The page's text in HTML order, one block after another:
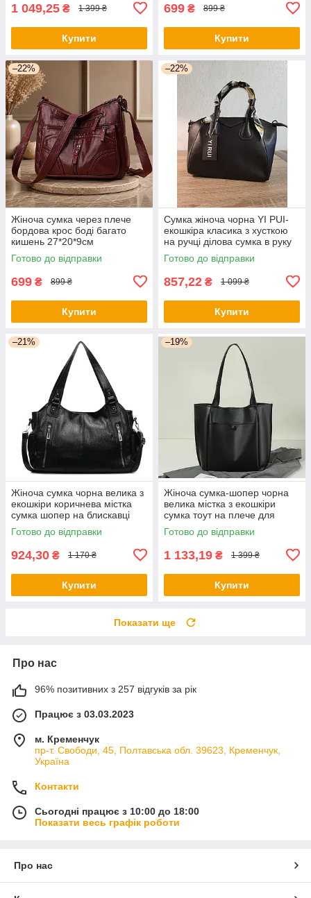
1 049,25 ₴ 1 399 ₴
Купити
699 ₴ 899 ₴
Купити
–22%
Жіноча сумка через плече
бордова крос боді багато
кишень 27*20*9см
Готово до відправки
699 ₴ 899 ₴
Купити
–22%
Сумка жіноча чорна YI PUI-
екошкіра класика з хусткою
на ручці ділова сумка в руку
та на плече
Готово до відправки
857,22 ₴ 1 099 ₴
Купити
–21%
Жіноча сумка чорна велика з
екошкіри коричнева містка
сумка шопер на блискавці
повсякденна сумка для
роботи навчання
Готово до відправки
924,30 ₴ 1 170 ₴
Купити
–19%
Жіноча сумка-шопер чорна
велика містка з екошкіри
сумка тоут на плече для
роботи та покупок goldenbg
Готово до відправки
1 133,19 ₴ 1 399 ₴
Купити
Показати ще
Про нас
96% позитивних з 257 відгуків за рік
Працює з 03.03.2023
м. Кременчук
пр-т. Свободи, 45, Полтавська обл. 39623, Кременчук,
Україна
Контакти
Сьогодні працює з 10:00 до 18:00
Показати весь графік роботи
Про нас